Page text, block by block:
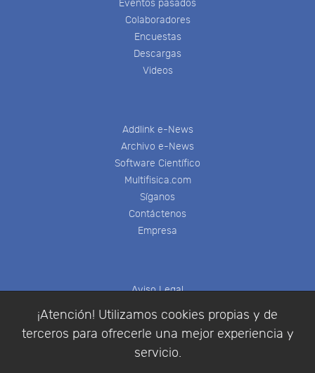
¡Atención! Utilizamos cookies propias y de
terceros para ofrecerle una mejor experiencia y
servicio.
Eventos pasados
Colaboradores
Encuestas
Descargas
Videos
Addlink e-News
Archivo e-News
Software Científico
Multifisica.com
Síganos
Contáctenos
Empresa
Aviso Legal
Condiciones de compra
Identificarse